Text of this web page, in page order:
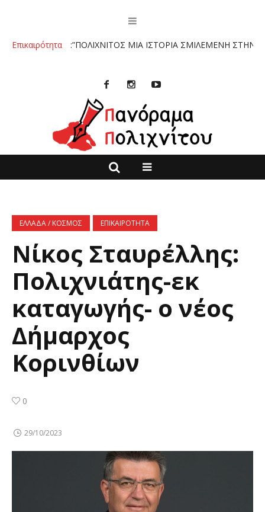
Επικαιρότητα
:”ΠΟΛΙΧΝΙΤΟΣ ΜΙΑ ΙΣΤΟΡΙΑ ΣΜΙΛΕΜΕΝΗ ΣΤΗΝ ΠΕΤΡΑ”
ΕΛΛΑΔΑ / ΚΟΣΜΟΣ ΕΠΙΚΑΙΡΟΤΗΤΑ
Νίκος Σταυρέλλης:
Πολιχνιάτης-εκ
καταγωγής- ο νέος
Δήμαρχος
Κορινθίων
0
29/10/2023